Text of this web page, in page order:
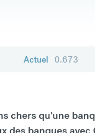
Actuel 0.673
chers qu'une
des banques avec